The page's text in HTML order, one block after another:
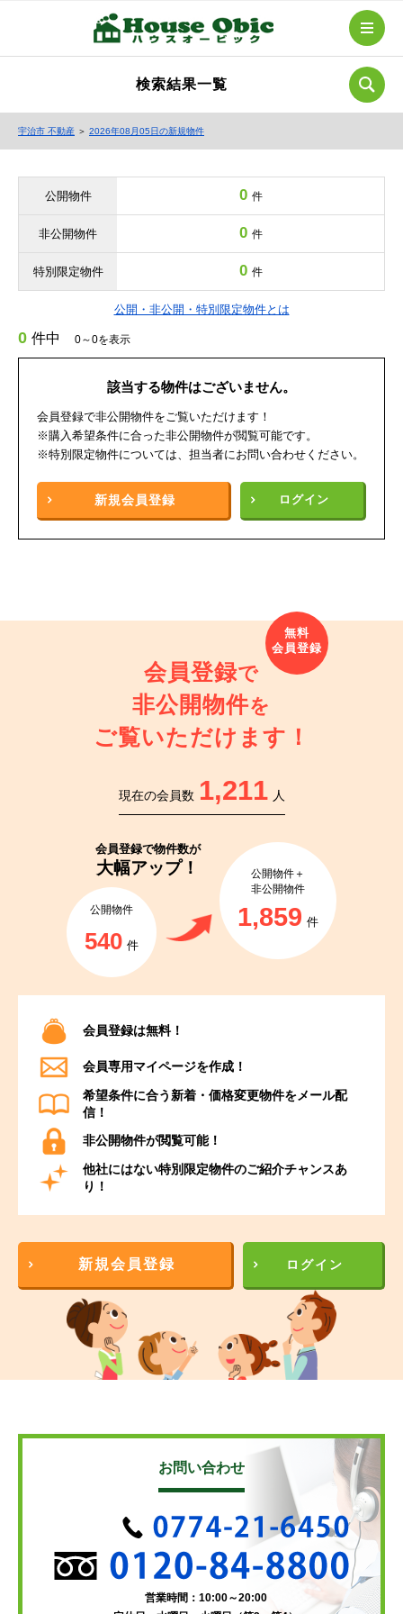
検索結果一覧
宇治市 不動産 ＞ 2026年08月05日の新規物件
公開物件 0 件
非公開物件 0 件
特別限定物件 0 件
公開・非公開・特別限定物件とは
0 件中 0～0を表示
該当する物件はございません。
会員登録で非公開物件をご覧いただけます！
※購入希望条件に合った非公開物件が閲覧可能です。
※特別限定物件については、担当者にお問い合わせください。
新規会員登録 ログイン
会員登録で
非公開物件を
ご覧いただけます！
現在の会員数 1,211 人
会員登録で物件数が
大幅アップ！
公開物件
540 件
公開物件＋
非公開物件
1,859 件
会員登録は無料！
会員専用マイページを作成！
希望条件に合う新着・価格変更物件をメール配
信！
非公開物件が閲覧可能！
他社にはない特別限定物件のご紹介チャンスあ
り！
新規会員登録 ログイン
お問い合わせ
営業時間：10:00～20:00